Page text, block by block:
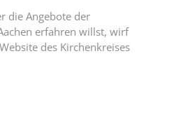
die Angebote der
erfahren willst, wirf
des Kirchenkreises